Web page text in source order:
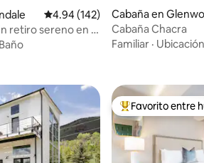
evaluacionesCalificación promedio: 4.94 de 5;
4.94 (142)
retiro sereno en la
Baño
Cabaña en
gs
Cabaña Chacra
Familiar · Ubicación
De los mejores en
Favorito entre